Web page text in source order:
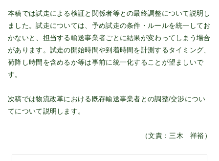
本稿では試走による検証と関係者等との最終調整について説明し
ました。試走については、予め試走の条件・ルールを統一してお
かないと、担当する輸送事業者ごとに結果が変わってしまう場合
があります。試走の開始時間や到着時間を計測するタイミング、
荷降し時間を含めるか等は事前に統一化することが望ましいで
す。
次稿では物流改革における既存輸送事業者との調整/交渉につい
てについて説明します。
（文責：三木 祥裕）